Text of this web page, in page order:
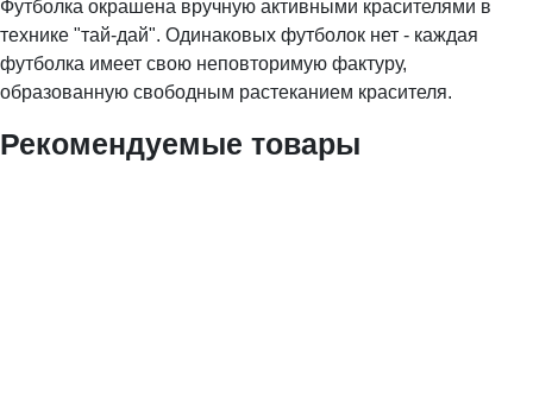
Футболка окрашена вручную активными красителями в
технике "тай-дай". Одинаковых футболок нет - каждая
футболка имеет свою неповторимую фактуру,
образованную свободным растеканием красителя.
Рекомендуемые товары